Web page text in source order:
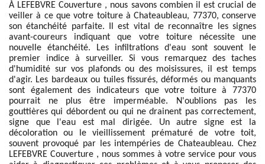
À LEFEBVRE Couverture , nous savons combien il est crucial de
veiller à ce que votre toiture à Chateaubleau, 77370, conserve
son étanchéité parfaite. Il est vital de reconnaître les signes
avant-coureurs indiquant que votre toiture nécessite une
nouvelle étanchéité. Les infiltrations d'eau sont souvent le
premier indice à surveiller. Si vous remarquez des taches
d'humidité sur vos plafonds ou des moisissures, il est temps
d'agir. Les bardeaux ou tuiles fissurés, déformés ou manquants
sont également des indicateurs que votre toiture à 77370
pourrait ne plus être imperméable. N'oublions pas les
gouttières qui débordent ou qui ne drainent pas correctement,
signe que l'eau est mal dirigée. Un autre signe est la
décoloration ou le vieillissement prématuré de votre toit,
souvent provoqué par les intempéries de Chateaubleau. Chez
LEFEBVRE Couverture , nous sommes à votre service pour vous